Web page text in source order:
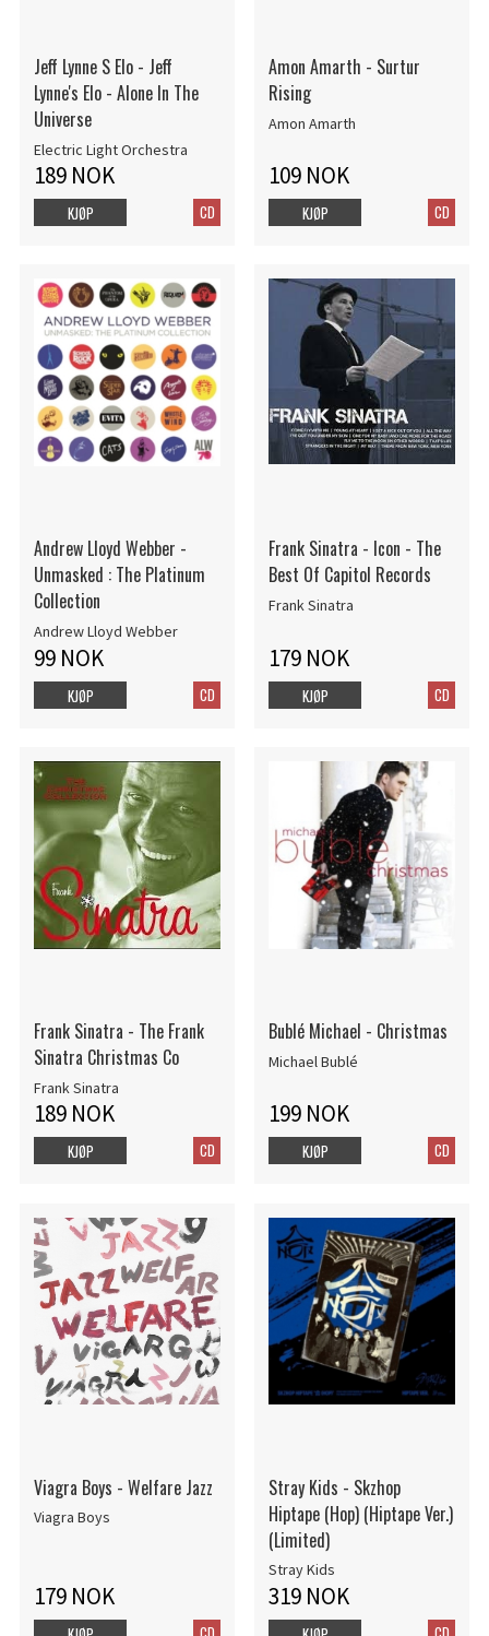
Jeff Lynne S Elo - Jeff
Lynne's Elo - Alone In The
Universe
Electric Light Orchestra
189 NOK
CD
KJØP
Amon Amarth - Surtur
Rising
Amon Amarth
109 NOK
CD
KJØP
Andrew Lloyd Webber -
Unmasked : The Platinum
Collection
Andrew Lloyd Webber
99 NOK
CD
KJØP
Frank Sinatra - Icon - The
Best Of Capitol Records
Frank Sinatra
179 NOK
CD
KJØP
Frank Sinatra - The Frank
Sinatra Christmas Co
Frank Sinatra
189 NOK
CD
KJØP
Bublé Michael - Christmas
Michael Bublé
199 NOK
CD
KJØP
Viagra Boys - Welfare Jazz
Viagra Boys
179 NOK
Stray Kids - Skzhop
Hiptape (Hop) (Hiptape Ver.)
(Limited)
Stray Kids
319 NOK